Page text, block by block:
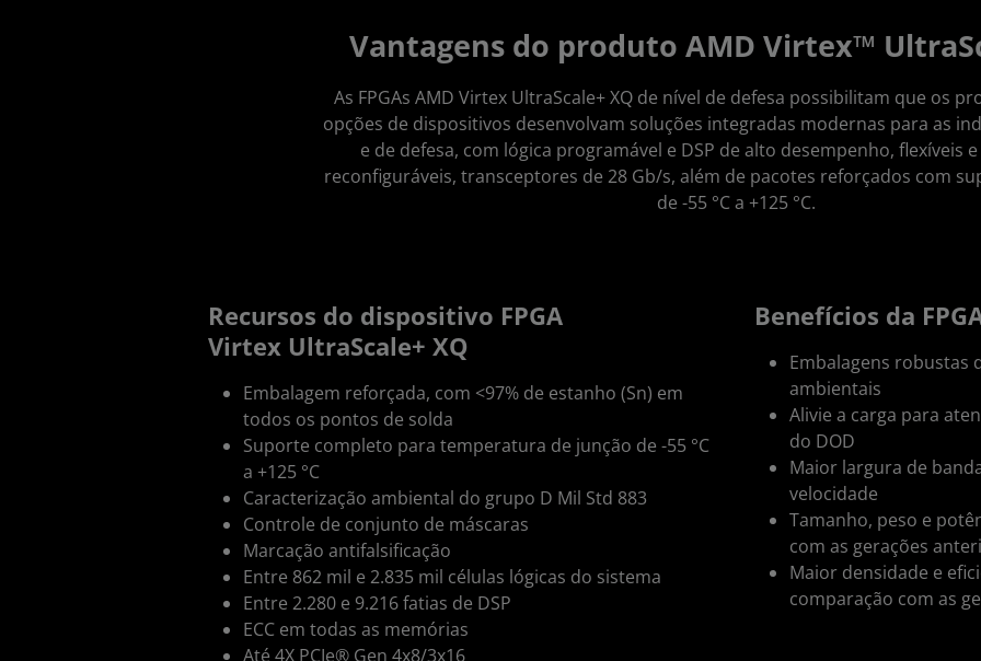
Vantagens do produto AMD Virtex™
As FPGAs AMD Virtex UltraScale+ XQ de nível de defesa possibilitam que os
opções de dispositivos desenvolvam soluções integradas modernas para as
e de defesa, com lógica programável e DSP de alto desempenho, flexíveis
reconfiguráveis, transceptores de 28 Gb/s, além de pacotes reforçados com
de -55 °C a +125 °C.
Recursos do dispositivo FPGA
Virtex UltraScale+ XQ
Embalagem reforçada, com <97% de estanho (Sn) em
todos os pontos de solda
Suporte completo para temperatura de junção de -55 °C
a +125 °C
Caracterização ambiental do grupo D Mil Std 883
Controle de conjunto de máscaras
Marcação antifalsificação
Entre 862 mil e 2.835 mil células lógicas do sistema
Entre 2.280 e 9.216 fatias de DSP
ECC em todas as memórias
Até 4X PCIe® Gen 4x8/3x16
Benefícios da
Embalagens robustas
ambientais
Alivie a carga para
do DOD
Maior largura de
velocidade
Tamanho, peso e
com as gerações
Maior densidade e
comparação com as